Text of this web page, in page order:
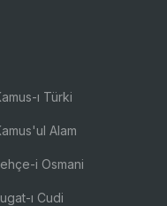
ı Türki
Alam
i Osmani
ı Cudi